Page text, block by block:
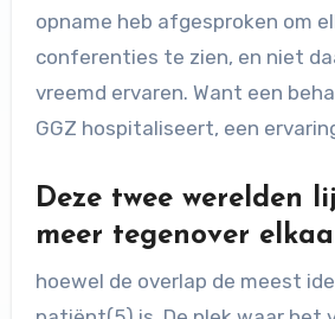
opname heb afgesproken om
conferenties te zien, en niet
vreemd ervaren. Want een
GGZ hospitaliseert, een
Deze twee werelden
meer tegenover
hoewel de overlap de meest